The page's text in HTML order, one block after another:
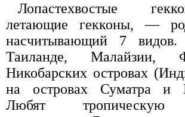
Лопастехвостые
летающие гекконы, —
насчитывающий 7
Таиланде, Малайзии,
Никобарских островах
на островах Суматра и
Любят тропическую